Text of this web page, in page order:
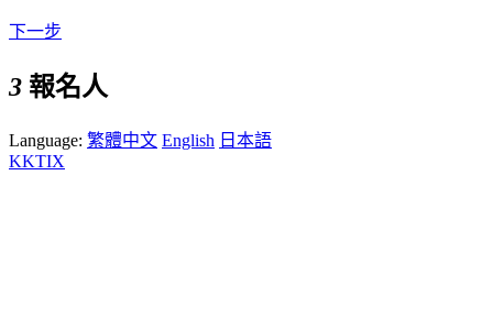
下一步
3 報名人
Language: 繁體中文 English 日本語
KKTIX